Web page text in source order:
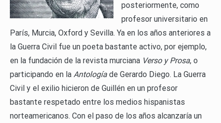
posteriormente, como
profesor universitario en
París, Murcia, Oxford y Sevilla. Ya en los años anteriores a
la Guerra Civil fue un poeta bastante activo, por ejemplo,
en la fundación de la revista murciana Verso y Prosa, o
participando en la Antología de Gerardo Diego. La Guerra
Civil y el exilio hicieron de Guillén en un profesor
bastante respetado entre los medios hispanistas
norteamericanos. Con el paso de los años alcanzaría un